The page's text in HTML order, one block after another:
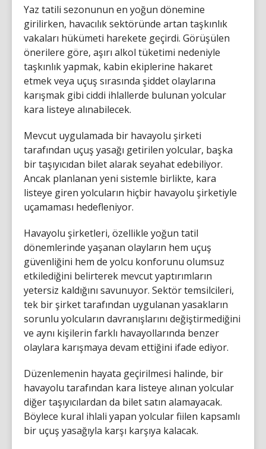
Yaz tatili sezonunun en yoğun dönemine
girilirken, havacılık sektöründe artan taşkınlık
vakaları hükümeti harekete geçirdi. Görüşülen
önerilere göre, aşırı alkol tüketimi nedeniyle
taşkınlık yapmak, kabin ekiplerine hakaret
etmek veya uçuş sırasında şiddet olaylarına
karışmak gibi ciddi ihlallerde bulunan yolcular
kara listeye alınabilecek.
Mevcut uygulamada bir havayolu şirketi
tarafından uçuş yasağı getirilen yolcular, başka
bir taşıyıcıdan bilet alarak seyahat edebiliyor.
Ancak planlanan yeni sistemle birlikte, kara
listeye giren yolcuların hiçbir havayolu şirketiyle
uçamaması hedefleniyor.
Havayolu şirketleri, özellikle yoğun tatil
dönemlerinde yaşanan olayların hem uçuş
güvenliğini hem de yolcu konforunu olumsuz
etkilediğini belirterek mevcut yaptırımların
yetersiz kaldığını savunuyor. Sektör temsilcileri,
tek bir şirket tarafından uygulanan yasakların
sorunlu yolcuların davranışlarını değiştirmediğini
ve aynı kişilerin farklı havayollarında benzer
olaylara karışmaya devam ettiğini ifade ediyor.
Düzenlemenin hayata geçirilmesi halinde, bir
havayolu tarafından kara listeye alınan yolcular
diğer taşıyıcılardan da bilet satın alamayacak.
Böylece kural ihlali yapan yolcular fiilen kapsamlı
bir uçuş yasağıyla karşı karşıya kalacak.